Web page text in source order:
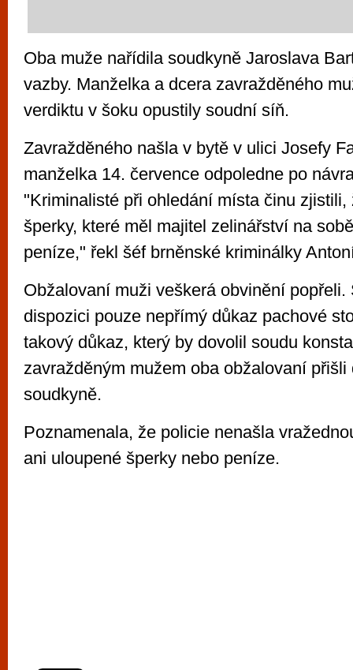
Oba muže nařídila soudkyně Jaroslava
vazby. Manželka a dcera zavražděného
verdiktu v šoku opustily soudní síň.
Zavražděného našla v bytě v ulici Josefy
manželka 14. července odpoledne po
"Kriminalisté při ohledání místa činu zjistili,
šperky, které měl majitel zelinářství na
peníze," řekl šéf brněnské kriminálky
Obžalovaní muži veškerá obvinění popřeli.
dispozici pouze nepřímý důkaz pachové
takový důkaz, který by dovolil soudu
zavražděným mužem oba obžalovaní přišli
soudkyně.
Poznamenala, že policie nenašla
ani uloupené šperky nebo peníze.